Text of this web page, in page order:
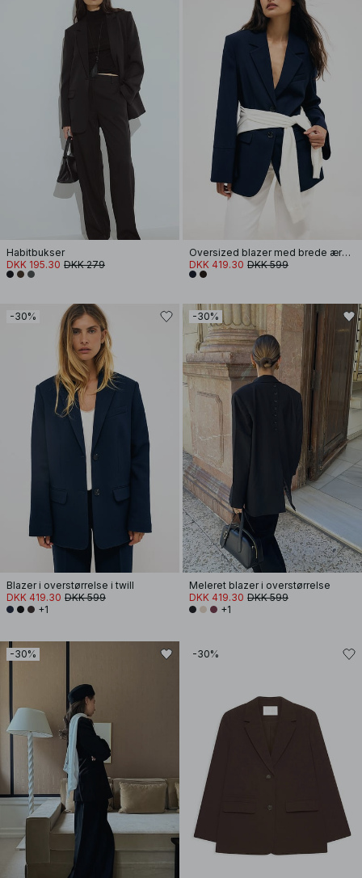
Habitbukser
DKK 195.30 DKK 279
Oversized blazer med brede ærmer
DKK 419.30 DKK 599
-30%
Blazer i overstørrelse i twill
DKK 419.30 DKK 599
+1
-30%
Meleret blazer i overstørrelse
DKK 419.30 DKK 599
+1
-30% -30%